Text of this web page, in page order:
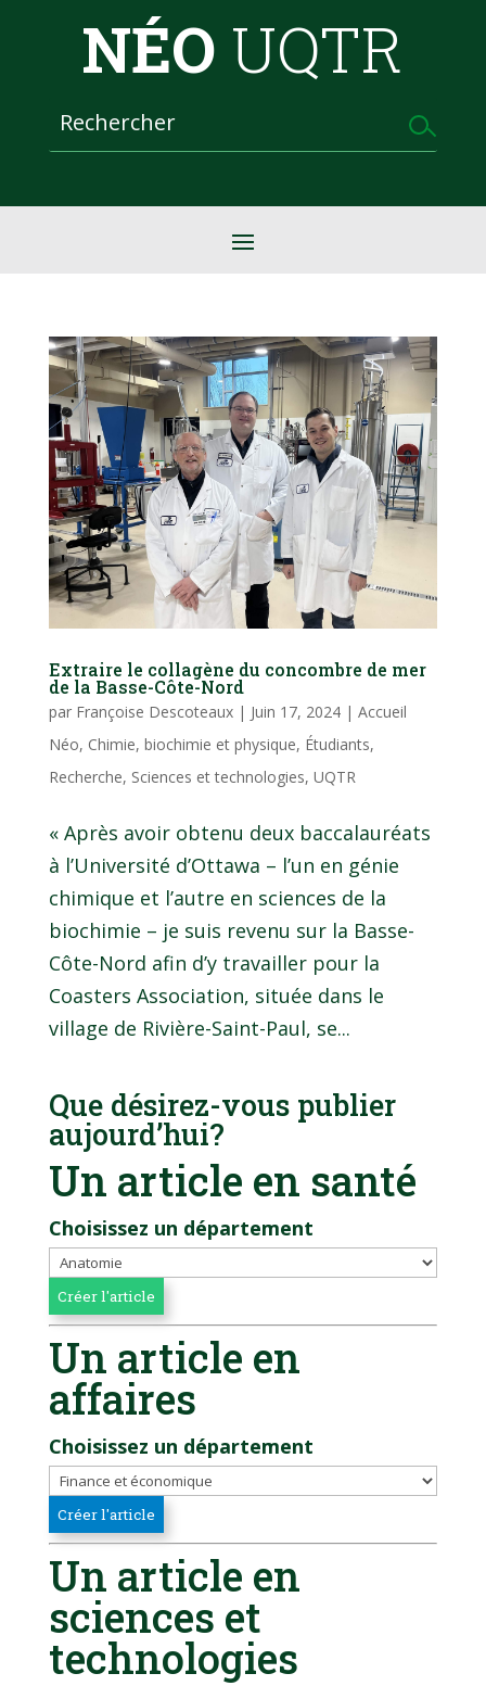
NÉO UQTR
Extraire le collagène du concombre de mer
de la Basse-Côte-Nord
par Françoise Descoteaux| Juin 17, 2024| Accueil
Néo, Chimie, biochimie et physique, Étudiants,
Recherche, Sciences et technologies, UQTR
« Après avoir obtenu deux baccalauréats
à l’Université d’Ottawa – l’un en génie
chimique et l’autre en sciences de la
biochimie – je suis revenu sur la Basse-
Côte-Nord afin d’y travailler pour la
Coasters Association, située dans le
village de Rivière-Saint-Paul, se...
Que désirez-vous publier
aujourd’hui?
Un article en santé
Choisissez un département
Un article en
affaires
Choisissez un département
Un article en
sciences et
technologies